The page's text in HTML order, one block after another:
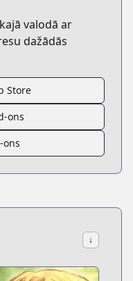
valodā ar
dažādās
Store
ons
ons
↓